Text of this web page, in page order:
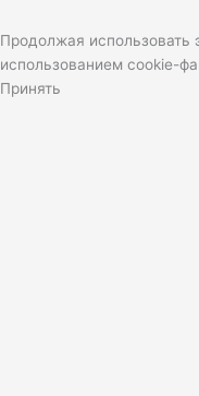
Продолжая использовать
использованием cookie-
Принять